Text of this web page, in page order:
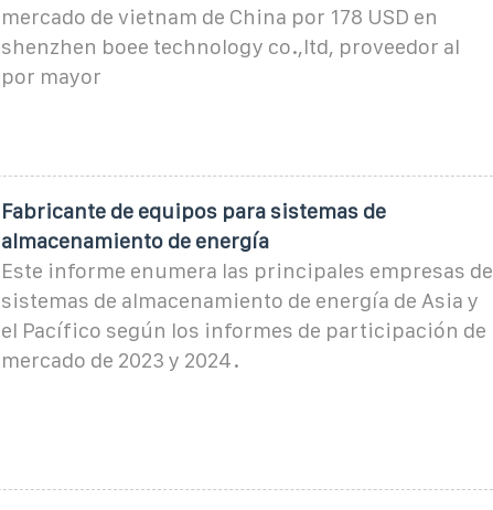
mercado de vietnam de China por 178 USD en
shenzhen boee technology co.,ltd, proveedor al
por mayor
Fabricante de equipos para sistemas de
almacenamiento de energía
Este informe enumera las principales empresas de
sistemas de almacenamiento de energía de Asia y
el Pacífico según los informes de participación de
mercado de 2023 y 2024.